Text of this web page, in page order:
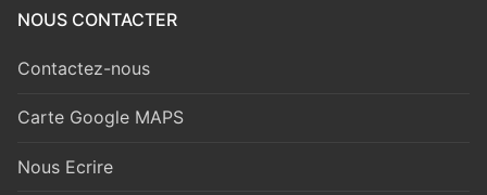
NOUS CONTACTER
Contactez-nous
Carte Google MAPS
Nous Ecrire